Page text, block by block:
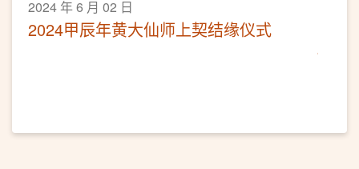
2024 年 6 月 02 日
2024甲辰年黄大仙师上契结缘仪式